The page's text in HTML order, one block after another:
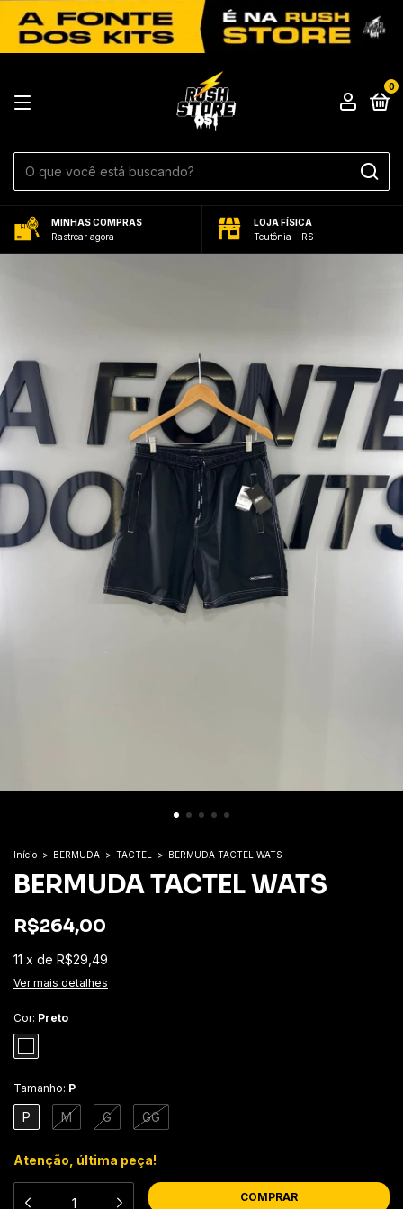
0
MINHAS COMPRAS
Rastrear agora
LOJA FÍSICA
Teutônia - RS
Início > BERMUDA > TACTEL > BERMUDA TACTEL WATS
BERMUDA TACTEL WATS
R$264,00
11 x de R$29,49
Ver mais detalhes
Cor: Preto
Tamanho: P
P M G GG
Atenção, última peça!